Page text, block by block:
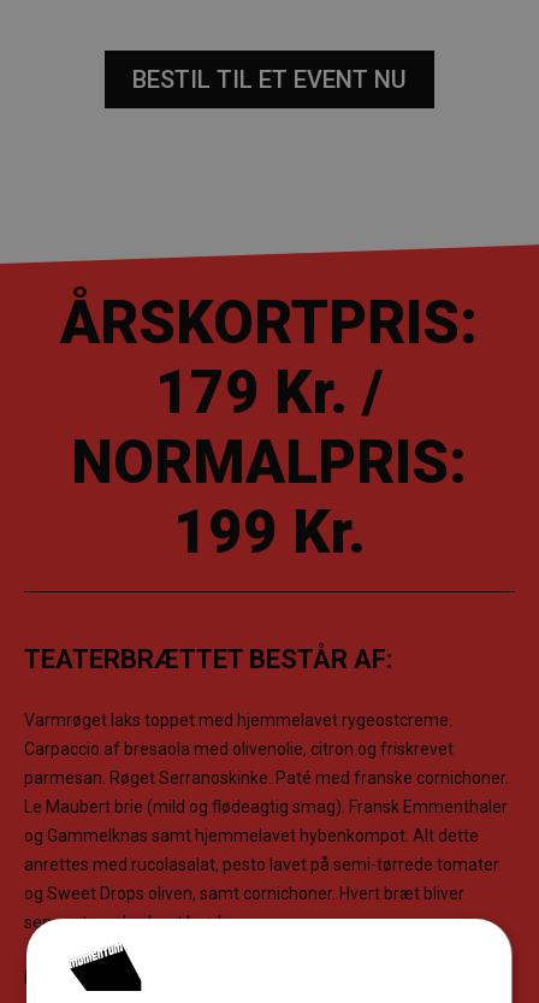
BESTIL TIL ET EVENT NU
ÅRSKORTPRIS:
179 Kr. /
NORMALPRIS:
199 Kr.
TEATERBRÆTTET BESTÅR AF:
Varmrøget laks toppet med hjemmelavet rygeostcreme.
Carpaccio af bresaola med olivenolie, citron og friskrevet
parmesan. Røget Serranoskinke. Paté med franske cornichoner.
Le Maubert brie (mild og flødeagtig smag). Fransk Emmenthaler
og Gammelknas samt hjemmelavet hybenkompot. Alt dette
anrettes med rucolasalat, pesto lavet på semi-tørrede tomater
og Sweet Drops oliven, samt cornichoner. Hvert bræt bliver
serveret med nybagt brød.
Måltidet fuldendes med lidt sødt til ganen. Du får med dit bræt to